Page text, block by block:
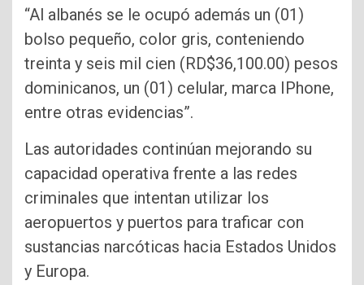
“Al albanés se le ocupó además un (01)
bolso pequeño, color gris, conteniendo
treinta y seis mil cien (RD$36,100.00) pesos
dominicanos, un (01) celular, marca IPhone,
entre otras evidencias”.
Las autoridades continúan mejorando su
capacidad operativa frente a las redes
criminales que intentan utilizar los
aeropuertos y puertos para traficar con
sustancias narcóticas hacia Estados Unidos
y Europa.